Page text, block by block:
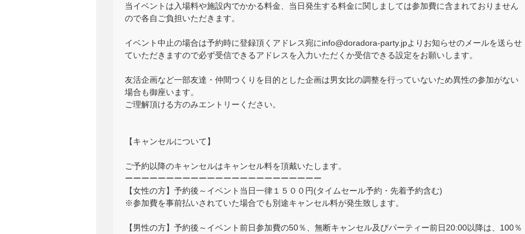
当イベントは入場料や施設内でかかる料金、当日発生する料金に関しましては参加費に含まれておりません
ので各自ご負担いただきます。
イベント中止の場合は予約時に登録頂くアドレス宛にinfo@doradora-party.jpよりお知らせのメールを送らせ
ていただきますので必ず受信できるアドレスを入力いただくか受信できる設定をお願いします。
友活企画など一部友達・仲間つくりを目的とした企画は男女比の調整を行っていないため異性の参加がない
場合も御座います。
ご理解頂ける方のみエントリーください。
【キャンセルについて】
ご予約以降のキャンセルはキャンセル料を頂戴いたします。
ーーーーーーーーーーーーーーーーーーーーーーーー
【女性の方】予約後～イベント当日一律１５００円(タイムセール予約・先着予約含む)
※参加費を事前払いされていた場合でも別途キャンセル料が発生致します。
【男性の方】予約後～イベント前日参加費の50％、無断キャンセル及びパーティー前日20:00以降は、100％